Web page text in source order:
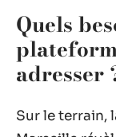
Quels
adresser
Sur le terrain,